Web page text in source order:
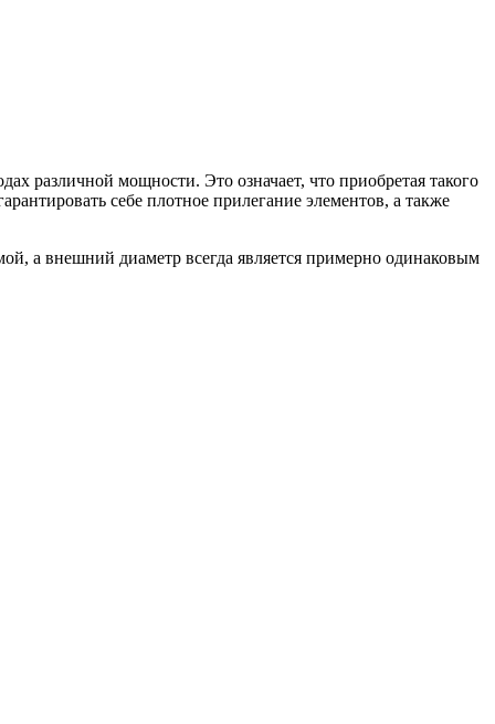
различной мощности. Это означает, что приобретая такого
себе плотное прилегание элементов, а также
а внешний диаметр всегда является примерно одинаковым